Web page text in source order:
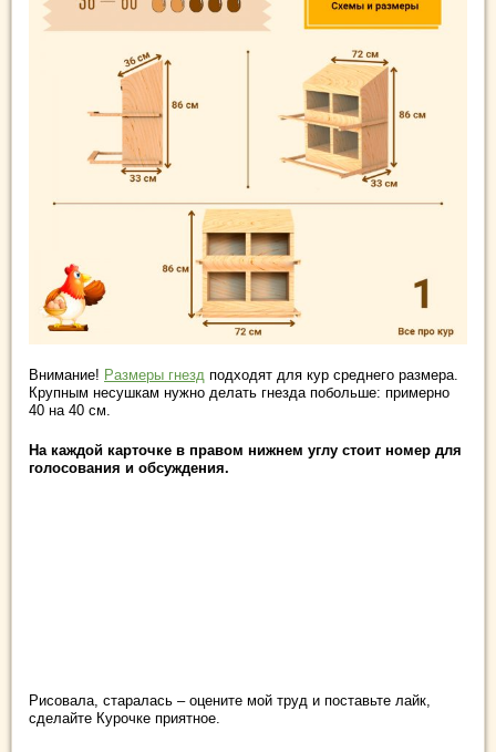
Внимание! Размеры гнезд подходят для кур среднего размера.
Крупным несушкам нужно делать гнезда побольше: примерно
40 на 40 см.
На каждой карточке в правом нижнем углу стоит номер для
голосования и обсуждения.
Рисовала, старалась – оцените мой труд и поставьте лайк,
сделайте Курочке приятное.